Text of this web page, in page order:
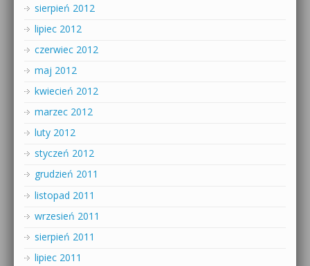
sierpień 2012
lipiec 2012
czerwiec 2012
maj 2012
kwiecień 2012
marzec 2012
luty 2012
styczeń 2012
grudzień 2011
listopad 2011
wrzesień 2011
sierpień 2011
lipiec 2011